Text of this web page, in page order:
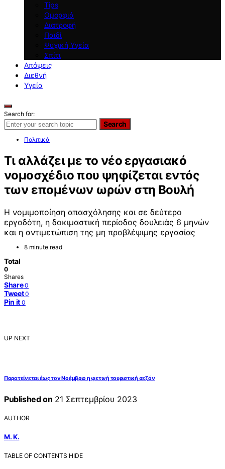
Tips
Ομορφιά
Διατροφή
Παιδί
Ψυχική Υγεία
Σπίτι
Απόψεις
Διεθνή
Υγεία
Search for:
Search
Πολιτικά
Τι αλλάζει με το νέο εργασιακό
νομοσχέδιο που ψηφίζεται εντός
των επομένων ωρών στη Βουλή
Η νομιμοποίηση απασχόλησης και σε δεύτερο
εργοδότη, η δοκιμαστική περίοδος δουλειάς 6 μηνών
και η αντιμετώπιση της μη προβλέψιμης εργασίας
8 minute read
Total
0
Shares
Share 0
Tweet 0
Pin it 0
UP NEXT
Παρατείνεται έως τον Νοέμβριο η φετινή τουριστική σεζόν
Published on 21 Σεπτεμβρίου 2023
AUTHOR
Μ. Κ.
TABLE OF CONTENTS HIDE